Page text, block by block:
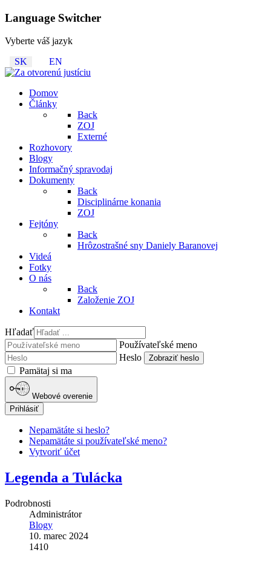
Language Switcher
Vyberte váš jazyk
SK
EN
Domov
Články
Back
ZOJ
Externé
Rozhovory
Blogy
Informačný spravodaj
Dokumenty
Back
Disciplinárne konania
ZOJ
Fejtóny
Back
Hrôzostrašné sny Daniely Baranovej
Videá
Fotky
O nás
Back
Založenie ZOJ
Kontakt
Hľadať
Používateľské meno
Heslo
Zobraziť heslo
Pamätaj si ma
Webové overenie
Prihlásiť
Nepamätáte si heslo?
Nepamätáte si používateľské meno?
Vytvoriť účet
Legenda a Tulácka
Podrobnosti
Administrátor
Blogy
10. marec 2024
1410